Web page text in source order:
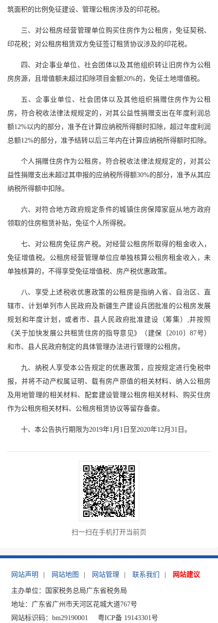
筑面积的比例免征建设、管理公租房涉及的印花税。
三、对公租房经营管理单位购买住房作为公租房，免征契税、
印花税；对公租房租赁双方免征签订租赁协议涉及的印花税。
四、对企事业单位、社会团体以及其他组织转让旧房作为公租
房房源，且增值额未超过扣除项目金额20%的，免征土地增值税。
五、企事业单位、社会团体以及其他组织捐赠住房作为公租
房，符合税收法律法规规定的，对其公益性捐赠支出在年度利润总
额12%以内的部分，准予在计算应纳税所得额时扣除，超过年度利润
总额12%的部分，准予结转以后三年内在计算应纳税所得额时扣除。
个人捐赠住房作为公租房，符合税收法律法规规定的，对其公
益性捐赠支出未超过其申报的应纳税所得额30%的部分，准予从其应
纳税所得额中扣除。
六、对符合地方政府规定条件的城镇住房保障家庭从地方政府
领取的住房租赁补贴，免征个人所得税。
七、对公租房免征房产税。对经营公租房所取得的租金收入，
免征增值税。公租房经营管理单位应单独核算公租房租金收入，未
单独核算的，不得享受免征增值税、房产税优惠政策。
八、享受上述税收优惠政策的公租房是指纳入省、自治区、直
辖市、计划单列市人民政府及新疆生产建设兵团批准的公租房发展
规划和年度计划，或者市、县人民政府批准建设（筹集）,并按照
《关于加快发展公共租赁住房的指导意见》（建保〔2010〕87号）
和市、县人民政府制定的具体管理办法进行管理的公租房。
九、纳税人享受本公告规定的优惠政策，应按规定进行免税申
报，并将不动产权属证明、载有房产原值的相关材料、纳入公租房
及用地管理的相关材料、配套建设管理公租房相关材料、购买住房
作为公租房相关材料、公租房租赁协议等留存备查。
十、本公告执行期限为2019年1月1日至2020年12月31日。
扫一扫在手机打开当前页
网站声明 网站地图 网站管理 联系我们 网站建议
主办单位：国家税务总局广东省税务局
地址：广东省广州市天河区花城大道767号
网站标识码：bm29190001
粤ICP备 19143301号